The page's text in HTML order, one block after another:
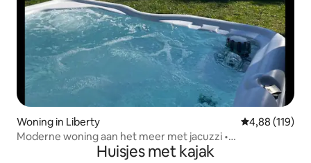
Woning in Liberty Gemiddelde
4,88 (119)
Moderne woning aan het meer met jacuzzi •
Huisjes met kajak